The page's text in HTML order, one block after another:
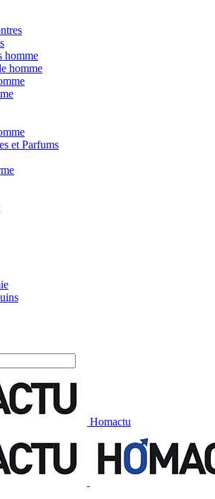
homme
homme
et Parfums
Homactu